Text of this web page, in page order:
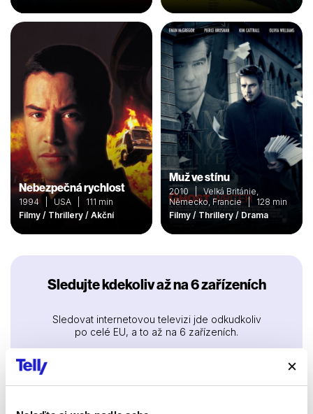
Nebezpečná rychlost
1994 | USA | 111 min
Filmy / Thrillery / Akční
Muž ve stínu
2010 | Velká Británie,
Německo, Francie | 128 min
Filmy / Thrillery / Drama
Sledujte kdekoliv až na 6 zařízeních
Sledovat internetovou televizi jde odkudkoliv
po celé EU, a to až na 6 zařízeních.